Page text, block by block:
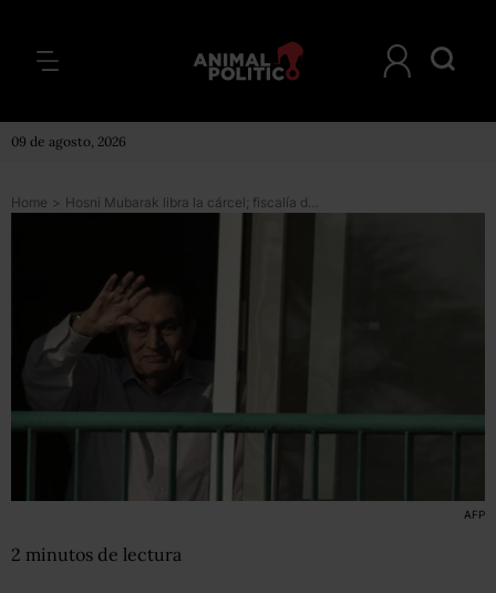
09 de agosto, 2026
Home > Hosni Mubarak libra la cárcel; fiscalía de Egipto autoriza libertad del exmandatario
AFP
2 minutos de lectura